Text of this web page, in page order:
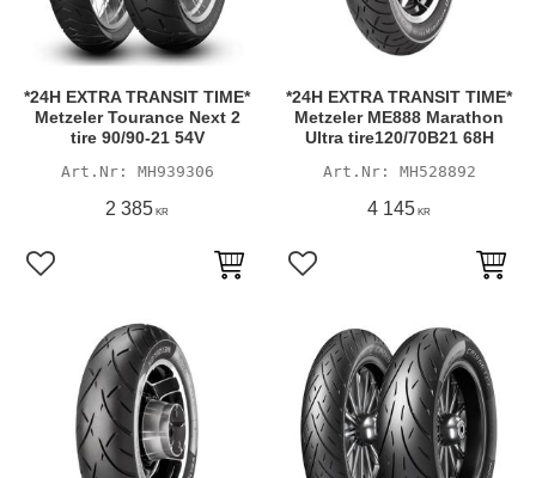
*24H EXTRA TRANSIT TIME*
Metzeler Tourance Next 2
tire 90/90-21 54V
MH939306
2 385 KR
Lägg till i favoriter
*24H EXTRA TRANSIT TIME*
Metzeler ME888 Marathon
Ultra tire120/70B21 68H
MH528892
4 145 KR
Lägg till i favoriter